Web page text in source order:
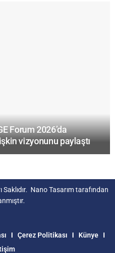
Forum 2026’da
vizyonunu paylaştı
Nano Tasarımtarafından
Çerez Politikası
Künye